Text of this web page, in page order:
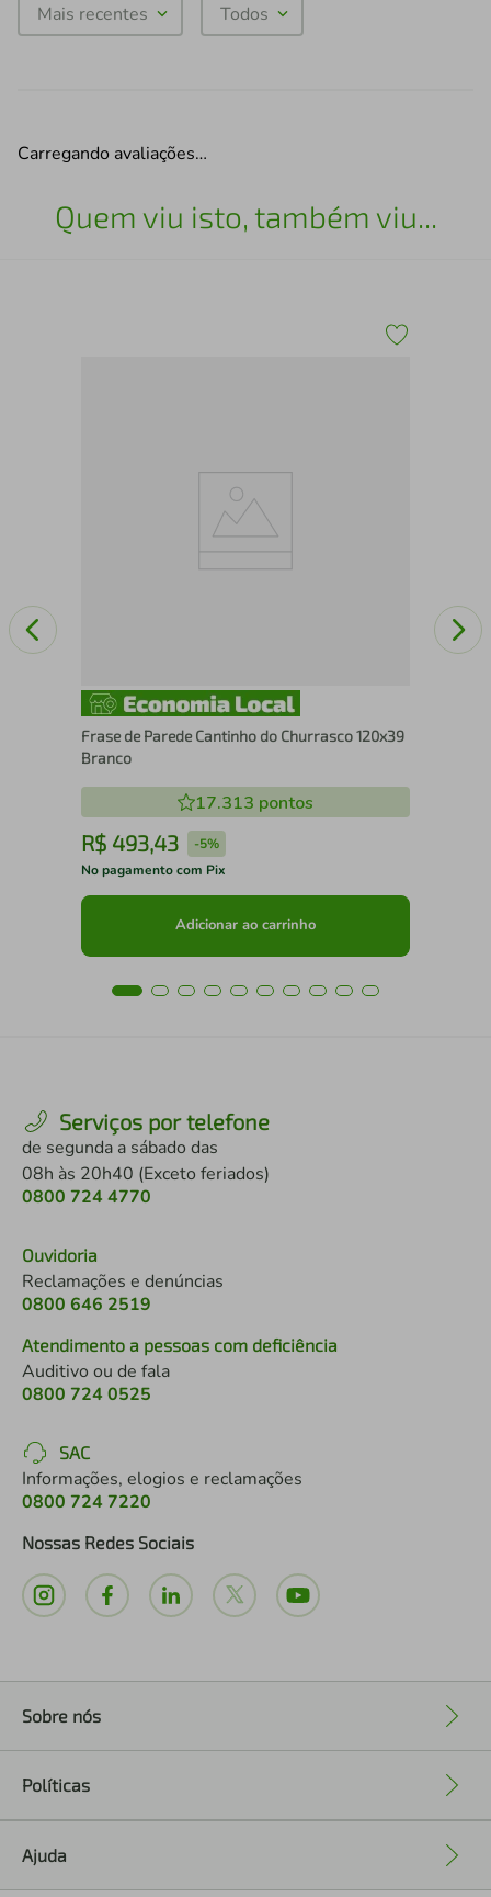
Mais recentes Todos
Carregando avaliações…
Quem viu isto, também viu...
Frase de Parede Cantinho do Churrasco 120x39
Branco
17.313 pontos
R$ 493,43 -5%
No pagamento com Pix
Adicionar ao carrinho
Serviços por telefone
de segunda a sábado das
08h às 20h40 (Exceto feriados)
0800 724 4770
Ouvidoria
Reclamações e denúncias
0800 646 2519
Atendimento a pessoas com deficiência
Auditivo ou de fala
0800 724 0525
SAC
Informações, elogios e reclamações
0800 724 7220
Nossas Redes Sociais
Sobre nós
Políticas
Ajuda